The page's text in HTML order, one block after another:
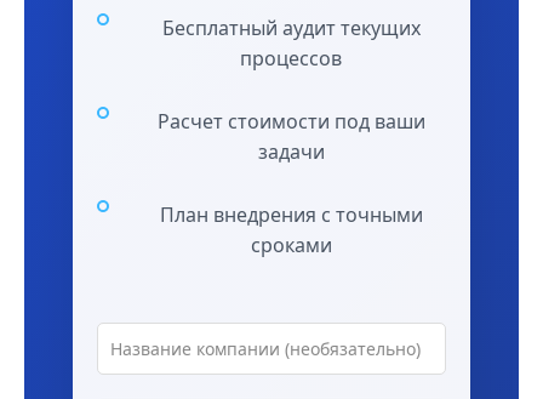
Бесплатный аудит текущих
процессов
Расчет стоимости под ваши
задачи
План внедрения с точными
сроками